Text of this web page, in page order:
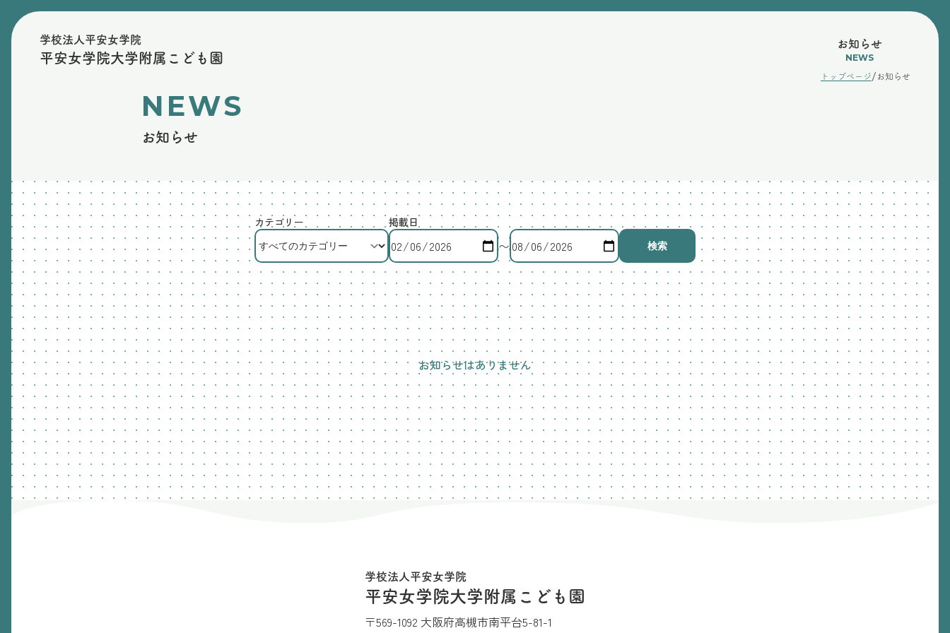
学校法人平安女学院
平安女学院大学附属こども園
お知らせ
NEWS
トップページ/ お知らせ
NEWS
お知らせ
カテゴリー 掲載日
〜 検索
お知らせはありません
学校法人平安女学院
平安女学院大学附属こども園
〒569-1092 大阪府高槻市南平台5-81-1